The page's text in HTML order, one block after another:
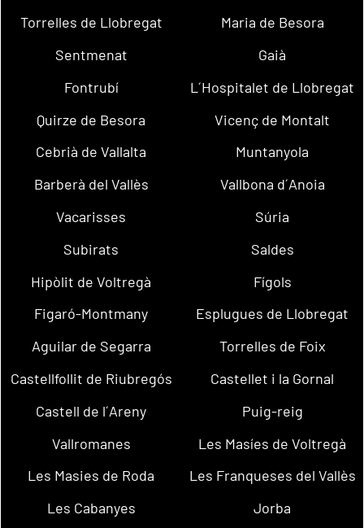
Torrelles de Llobregat
Maria de Besora
Sentmenat
Gaià
Fontrubí
L´Hospitalet de Llobregat
Quirze de Besora
Vicenç de Montalt
Cebrià de Vallalta
Muntanyola
Barberà del Vallès
Vallbona d´Anoia
Vacarisses
Súria
Subirats
Saldes
Hipòlit de Voltregà
Fígols
Figaró-Montmany
Esplugues de Llobregat
Aguilar de Segarra
Torrelles de Foix
Castellfollit de Riubregós
Castellet i la Gornal
Castell de l´Areny
Puig-reig
Vallromanes
Les Masíes de Voltregà
Les Masies de Roda
Les Franqueses del Vallès
Les Cabanyes
Jorba